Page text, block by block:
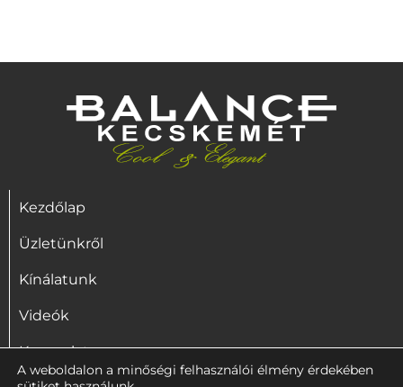
Kezdőlap
Üzletünkről
Kínálatunk
Videók
Kapcsolat
A weboldalon a minőségi felhasználói élmény érdekében